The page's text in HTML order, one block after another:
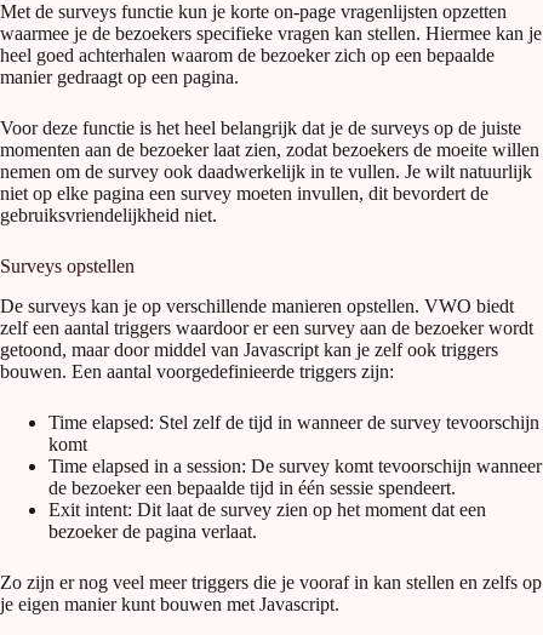
Met de surveys functie kun je korte on-page vragenlijsten opzetten
waarmee je de bezoekers specifieke vragen kan stellen. Hiermee kan je
heel goed achterhalen waarom de bezoeker zich op een bepaalde
manier gedraagt op een pagina.
Voor deze functie is het heel belangrijk dat je de surveys op de juiste
momenten aan de bezoeker laat zien, zodat bezoekers de moeite willen
nemen om de survey ook daadwerkelijk in te vullen. Je wilt natuurlijk
niet op elke pagina een survey moeten invullen, dit bevordert de
gebruiksvriendelijkheid niet.
Surveys opstellen
De surveys kan je op verschillende manieren opstellen. VWO biedt
zelf een aantal triggers waardoor er een survey aan de bezoeker wordt
getoond, maar door middel van Javascript kan je zelf ook triggers
bouwen. Een aantal voorgedefinieerde triggers zijn:
Time elapsed: Stel zelf de tijd in wanneer de survey tevoorschijn
komt
Time elapsed in a session: De survey komt tevoorschijn wanneer
de bezoeker een bepaalde tijd in één sessie spendeert.
Exit intent: Dit laat de survey zien op het moment dat een
bezoeker de pagina verlaat.
Zo zijn er nog veel meer triggers die je vooraf in kan stellen en zelfs op
je eigen manier kunt bouwen met Javascript.